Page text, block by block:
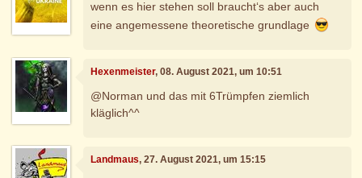
wenn es hier stehen soll braucht‘s aber auch
eine angemessene theoretische grundlage
Hexenmeister, 08. August 2021, um 10:51
@Norman und das mit 6Trümpfen ziemlich
kläglich^^
Landmaus, 27. August 2021, um 15:15